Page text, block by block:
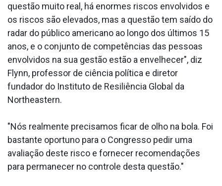
questão muito real, há enormes riscos envolvidos e
os riscos são elevados, mas a questão tem saído do
radar do público americano ao longo dos últimos 15
anos, e o conjunto de competências das pessoas
envolvidos na sua gestão estão a envelhecer", diz
Flynn, professor de ciência política e diretor
fundador do Instituto de Resiliência Global da
Northeastern.
"Nós realmente precisamos ficar de olho na bola. Foi
bastante oportuno para o Congresso pedir uma
avaliação deste risco e fornecer recomendações
para permanecer no controle desta questão."